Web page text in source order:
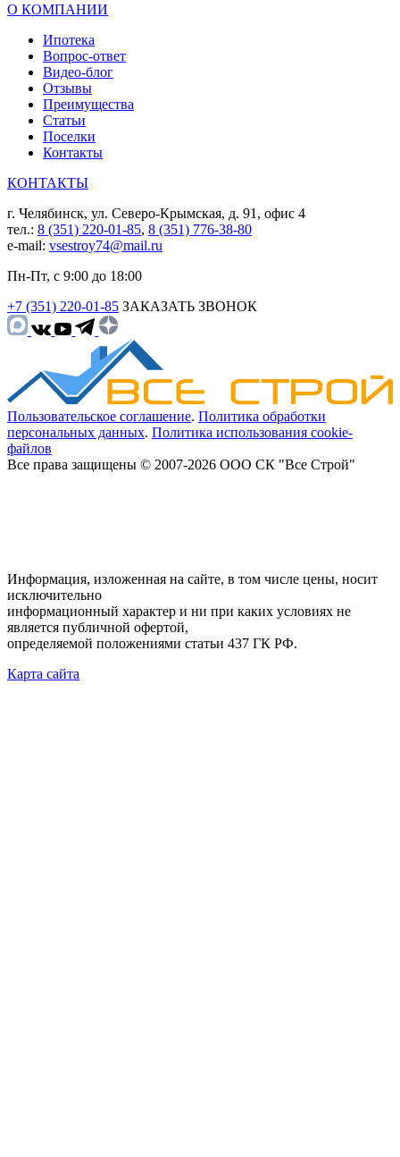
О КОМПАНИИ
Ипотека
Вопрос-ответ
Видео-блог
Отзывы
Преимущества
Статьи
Поселки
Контакты
КОНТАКТЫ
г. Челябинск, ул. Северо-Крымская, д. 91, офис 4
тел.: 8 (351) 220-01-85, 8 (351) 776-38-80
e-mail: vsestroy74@mail.ru
Пн-Пт, с 9:00 до 18:00
+7 (351) 220-01-85 ЗАКАЗАТЬ ЗВОНОК
Пользовательское соглашение. Политика обработки
персональных данных. Политика использования cookie-
файлов
Все права защищены © 2007-2026 ООО СК "Все Строй"
Информация, изложенная на сайте, в том числе цены, носит
исключительно
информационный характер и ни при каких условиях не
является публичной офертой,
определяемой положениями статьи 437 ГК РФ.
Карта сайта